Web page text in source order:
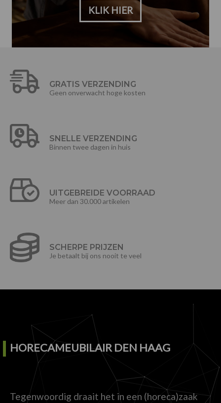
KLIK HIER
GRATIS VERZENDING
Geen onverwacht hoge kosten
SNELLE VERZENDING
Binnen twee dagen in huis
UITGEBREIDE VOORRAAD
Meer dan 30.000 artikelen
SCHERPE PRIJZEN
Je betaalt bij ons nooit te veel
HORECAMEUBILAIR DEN HAAG
Tegenwoordig draait het in een (horeca)zaak